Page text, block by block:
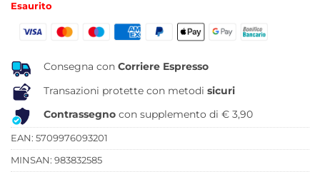
era:
è:
Esaurito
Consegna con Corriere Espresso
Transazioni protette con metodi sicuri
Contrassegno con supplemento di € 3,90
EAN: 5709976093201
MINSAN: 983832585